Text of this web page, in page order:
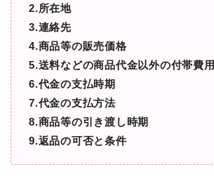
2.所在地
3.連絡先
4.商品等の販売価格
5.送料などの商品代金以外の付帯費用
6.代金の支払時期
7.代金の支払方法
8.商品等の引き渡し時期
9.返品の可否と条件